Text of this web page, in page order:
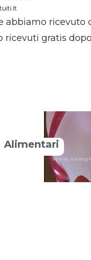
abbiamo ricevuto
ricevuti gratis
Alimentari